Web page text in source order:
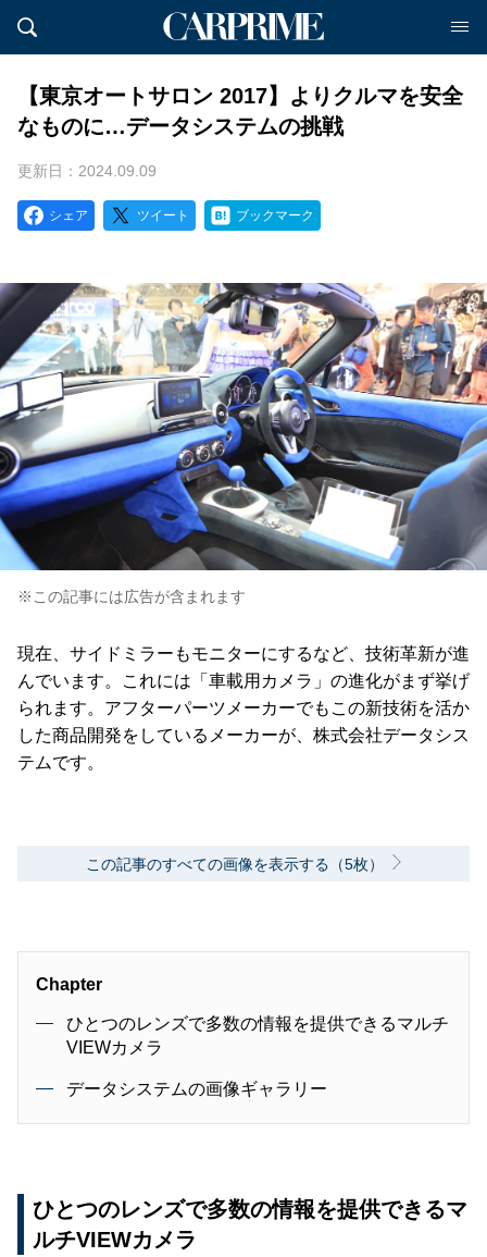
【東京オートサロン 2017】よりクルマを安全
なものに…データシステムの挑戦
更新日：2024.09.09
シェア ツイート ブックマーク
※この記事には広告が含まれます
現在、サイドミラーもモニターにするなど、技術革新が進
んでいます。これには「車載用カメラ」の進化がまず挙げ
られます。アフターパーツメーカーでもこの新技術を活か
した商品開発をしているメーカーが、株式会社データシス
テムです。
この記事のすべての画像を表示する（5枚）
Chapter
ひとつのレンズで多数の情報を提供できるマルチ
VIEWカメラ
データシステムの画像ギャラリー
ひとつのレンズで多数の情報を提供できるマ
ルチVIEWカメラ